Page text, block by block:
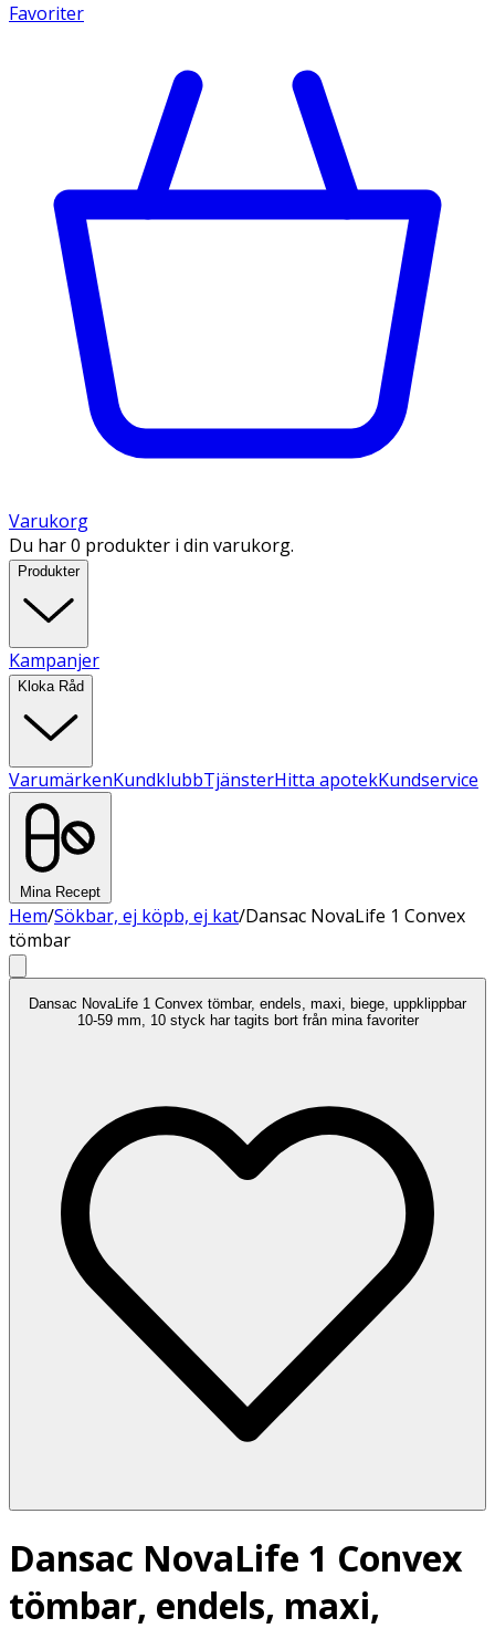
Favoriter
Varukorg
Du har 0 produkter i din varukorg.
Produkter
Kampanjer
Kloka Råd
VarumärkenKundklubbTjänsterHitta apotekKundservice
Mina Recept
Hem/Sökbar, ej köpb, ej kat/Dansac NovaLife 1 Convex
tömbar
Dansac NovaLife 1 Convex tömbar, endels, maxi, biege, uppklippbar
10-59 mm, 10 styck har tagits bort från mina favoriter
Dansac NovaLife 1 Convex
tömbar, endels, maxi,